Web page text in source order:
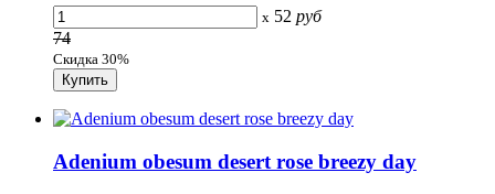
x 52 руб
74
Скидка 30%
Adenium obesum desert rose breezy day